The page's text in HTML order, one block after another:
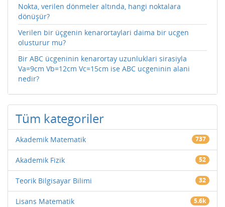
Nokta, verilen dönmeler altında, hangi noktalara
dönüşür?
Verilen bir üçgenin kenarortaylari daima bir ucgen
olusturur mu?
Bir ABC ücgeninin kenarortay uzunluklari sirasiyla
Va=9cm Vb=12cm Vc=15cm ise ABC ucgeninin alani
nedir?
Tüm kategoriler
Akademik Matematik 737
Akademik Fizik 52
Teorik Bilgisayar Bilimi 32
Lisans Matematik 5.6k